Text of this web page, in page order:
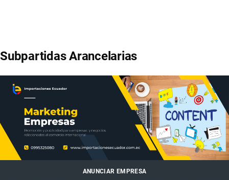
Subpartidas Arancelarias
ANUNCIAR EMPRESA